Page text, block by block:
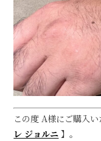
この度 A様にご購入
レ ジョルニ 】。